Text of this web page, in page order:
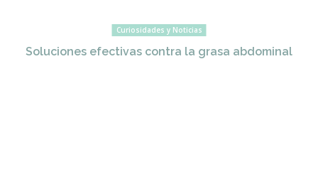
Curiosidades y Noticias
Soluciones efectivas contra la grasa abdominal